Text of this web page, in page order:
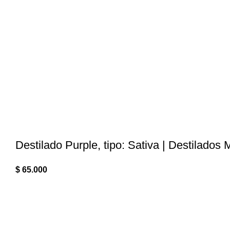
Destilado Purple, tipo: Sativa | Destilados
$ 65.000